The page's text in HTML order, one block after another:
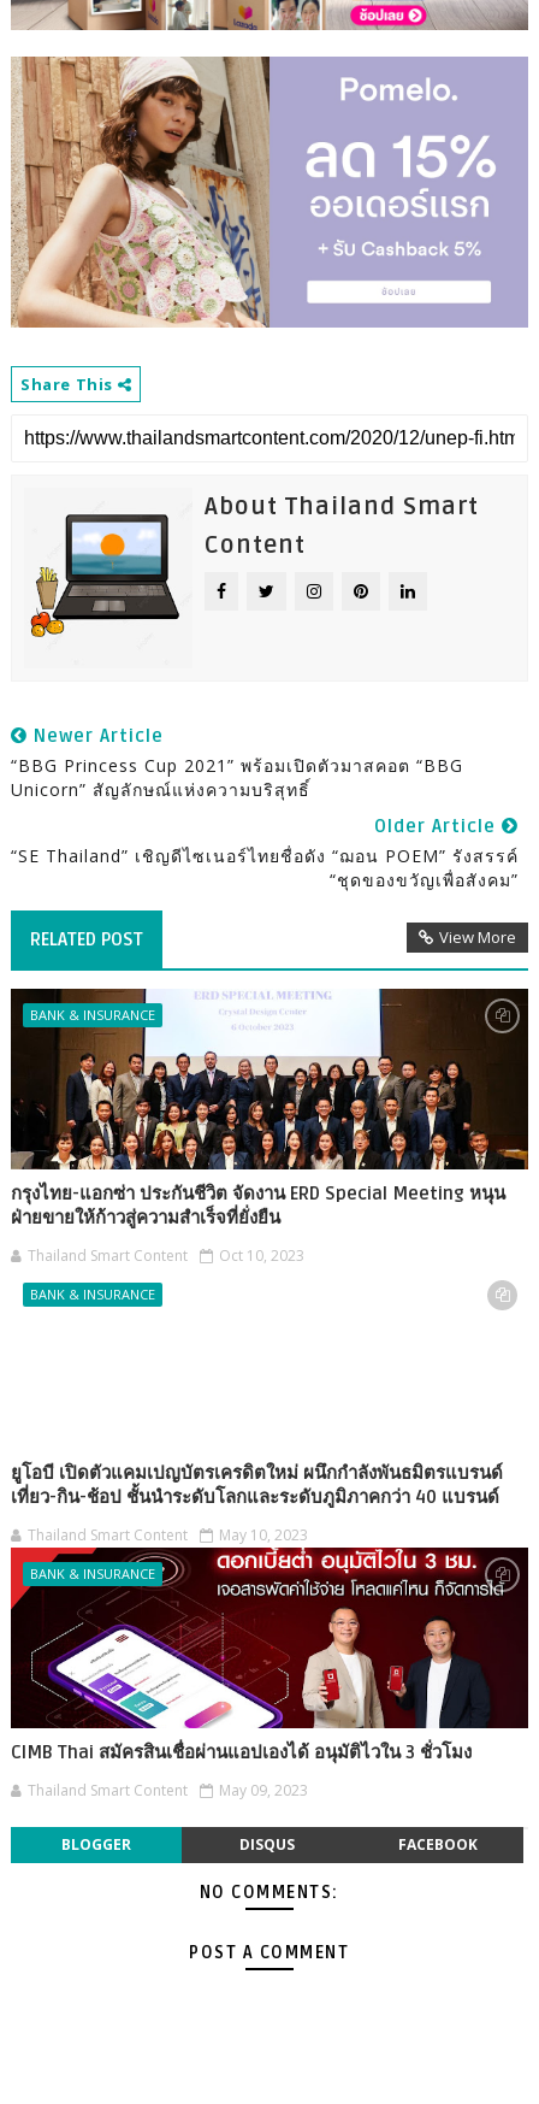
Share This
About Thailand Smart
Content
Newer Article
“BBG Princess Cup 2021” พร้อมเปิดตัวมาสคอต “BBG
Unicorn” สัญลักษณ์แห่งความบริสุทธิ์
Older Article
“SE Thailand” เชิญดีไซเนอร์ไทยชื่อดัง “ฌอน POEM” รังสรรค์
“ชุดของขวัญเพื่อสังคม”
RELATED POST View More
BANK & INSURANCE
กรุงไทย-แอกซ่า ประกันชีวิต จัดงาน ERD Special Meeting หนุน
ฝ่ายขายให้ก้าวสู่ความสำเร็จที่ยั่งยืน
Thailand Smart Content Oct 10, 2023
BANK & INSURANCE
ยูโอบี เปิดตัวแคมเปญบัตรเครดิตใหม่ ผนึกกำลังพันธมิตรแบรนด์
เที่ยว-กิน-ช้อป ชั้นนำระดับโลกและระดับภูมิภาคกว่า 40 แบรนด์
Thailand Smart Content May 10, 2023
BANK & INSURANCE
CIMB Thai สมัครสินเชื่อผ่านแอปเองได้ อนุมัติไวใน 3 ชั่วโมง
Thailand Smart Content May 09, 2023
BLOGGER DISQUS FACEBOOK
NO COMMENTS:
POST A COMMENT